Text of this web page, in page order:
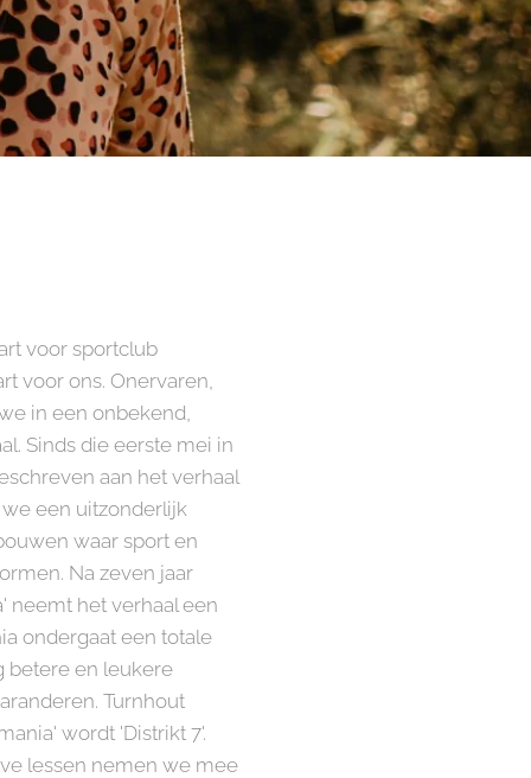
voor sportclub
voor ons. Onervaren,
in een onbekend,
Sinds die eerste mei in
aan het verhaal
een uitzonderlijk
waar sport en
Na zeven jaar
neemt het verhaal een
ondergaat een totale
betere en leukere
Turnhout
wordt 'Distrikt 7'.
lessen nemen we mee